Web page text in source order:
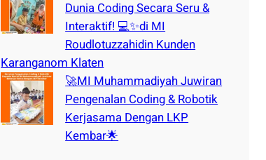
Dunia Coding Secara Seru &
Interaktif! 💻✨di MI
Roudlotuzzahidin Kunden
Karanganom Klaten
🚀MI Muhammadiyah Juwiran
Pengenalan Coding & Robotik
Kerjasama Dengan LKP
Kembar🌟